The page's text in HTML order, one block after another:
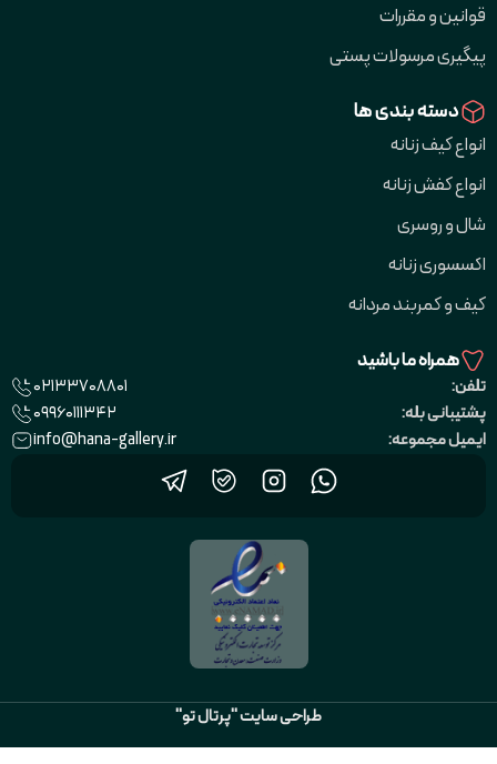
قوانین و مقررات
پیگیری مرسولات پستی
دسته بندی ها
انواع کیف زنانه
انواع کفش زنانه
شال و روسری
اکسسوری زنانه
کیف و کمربند مردانه
همراه ما باشید
تلفن:
02133708801
پشتیبانی بله:
09960111342
ایمیل مجموعه:
info@hana-gallery.ir
طراحی سایت "پرتال تو"